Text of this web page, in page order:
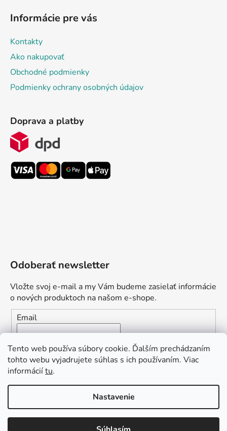
Tento web používa súbory cookie. Ďalším prechádzaním
tohto webu vyjadrujete súhlas s ich používaním. Viac
informáciítu.
Nastavenie
: Zaplaťte vopred a získajte
Informácie pre vás
Kontakty
Ako nakupovať
Obchodné podmienky
Podmienky ochrany osobných údajov
Doprava a platby
Odoberať newsletter
Vložte svoj e-mail a my Vám budeme zasielať informácie
o nových produktoch na našom e-shope.
Email
Vložením e-mailu súhlasíte s
podmienkami ochrany
osobných údajov
môžem pomôcť?“